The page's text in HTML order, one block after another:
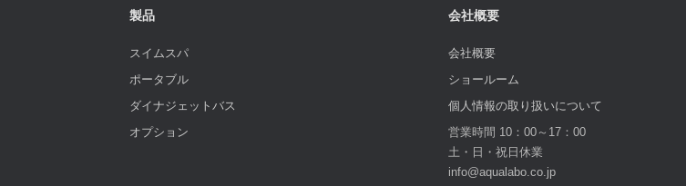
製品
スイムスパ
ポータブル
ダイナジェットバス
オプション
会社概要
会社概要
ショールーム
個人情報の取り扱いについて
営業時間 10：00～17：00
土・日・祝日休業
info@aqualabo.co.jp